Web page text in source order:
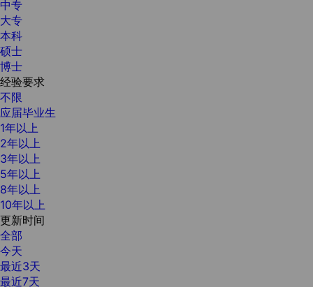
中专
大专
本科
硕士
博士
经验要求
不限
应届毕业生
1年以上
2年以上
3年以上
5年以上
8年以上
10年以上
更新时间
全部
今天
最近3天
最近7天